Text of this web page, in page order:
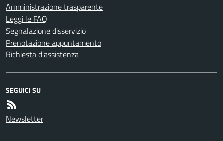
Amministrazione trasparente
Leggi le FAQ
Segnalazione disservizio
Prenotazione appuntamento
Richiesta d'assistenza
SEGUICI SU
Newsletter